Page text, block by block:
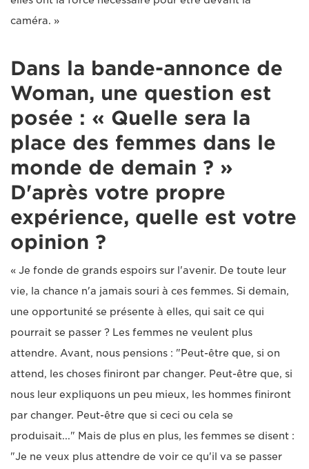
caméra. »
Dans la bande-annonce de
Woman, une question est
posée : « Quelle sera la
place des femmes dans le
monde de demain ? »
D'après votre propre
expérience, quelle est votre
opinion ?
« Je fonde de grands espoirs sur l'avenir. De toute leur
vie, la chance n'a jamais souri à ces femmes. Si demain,
une opportunité se présente à elles, qui sait ce qui
pourrait se passer ? Les femmes ne veulent plus
attendre. Avant, nous pensions : "Peut-être que, si on
attend, les choses finiront par changer. Peut-être que, si
nous leur expliquons un peu mieux, les hommes finiront
par changer. Peut-être que si ceci ou cela se
produisait..." Mais de plus en plus, les femmes se disent :
"Je ne veux plus attendre de voir ce qu'il va se passer